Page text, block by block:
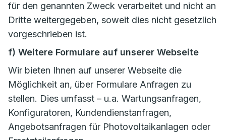
für den genannten Zweck verarbeitet und nicht an
Dritte weitergegeben, soweit dies nicht gesetzlich
vorgeschrieben ist.
f) Weitere Formulare auf unserer Webseite
Wir bieten Ihnen auf unserer Webseite die
Möglichkeit an, über Formulare Anfragen zu
stellen. Dies umfasst – u.a. Wartungsanfragen,
Konfiguratoren, Kundendienstanfragen,
Angebotsanfragen für Photovoltaikanlagen oder